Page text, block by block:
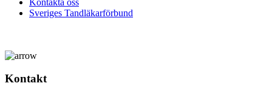
Kontakta oss
Sveriges Tandläkarförbund
Kontakt